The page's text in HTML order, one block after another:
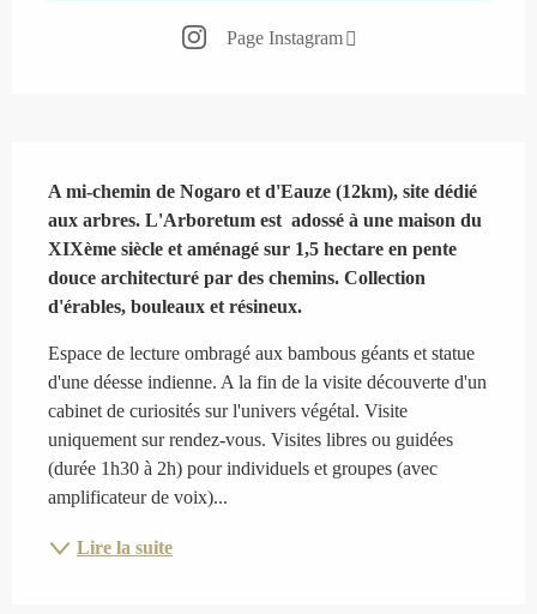
Page Instagram
A mi-chemin de Nogaro et d'Eauze (12km), site dédié
aux arbres. L'Arboretum est  adossé à une maison du
XIXème siècle et aménagé sur 1,5 hectare en pente
douce architecturé par des chemins. Collection
d'érables, bouleaux et résineux.
Espace de lecture ombragé aux bambous géants et statue
d'une déesse indienne. A la fin de la visite découverte d'un
cabinet de curiosités sur l'univers végétal. Visite
uniquement sur rendez-vous. Visites libres ou guidées
(durée 1h30 à 2h) pour individuels et groupes (avec
amplificateur de voix)...
Lire la suite